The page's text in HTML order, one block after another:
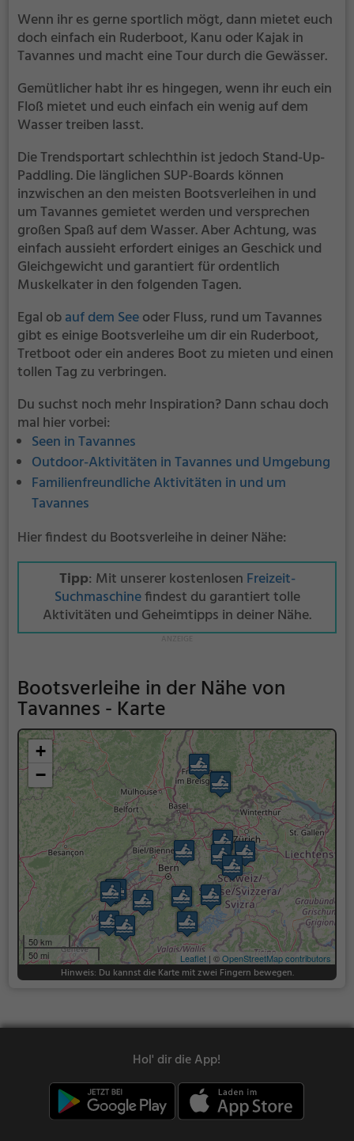
Wenn ihr es gerne sportlich mögt, dann mietet euch
doch einfach ein Ruderboot, Kanu oder Kajak in
Tavannes und macht eine Tour durch die Gewässer.
Gemütlicher habt ihr es hingegen, wenn ihr euch ein
Floß mietet und euch einfach ein wenig auf dem
Wasser treiben lasst.
Die Trendsportart schlechthin ist jedoch Stand-Up-
Paddling. Die länglichen SUP-Boards können
inzwischen an den meisten Bootsverleihen in und
um Tavannes gemietet werden und versprechen
großen Spaß auf dem Wasser. Aber Achtung, was
einfach aussieht erfordert einiges an Geschick und
Gleichgewicht und garantiert für ordentlich
Muskelkater in den folgenden Tagen.
Egal obauf dem Seeoder Fluss, rund um Tavannes
gibt es einige Bootsverleihe um dir ein Ruderboot,
Tretboot oder ein anderes Boot zu mieten und einen
tollen Tag zu verbringen.
Du suchst noch mehr Inspiration? Dann schau doch
mal hier vorbei:
Seen in Tavannes
Outdoor-Aktivitäten in Tavannes und Umgebung
Familienfreundliche Aktivitäten in und um
Tavannes
Hier findest du Bootsverleihe in deiner Nähe:
Tipp: Mit unserer kostenlosen Freizeit-
Suchmaschinefindest du garantiert tolle
Aktivitäten und Geheimtipps in deiner Nähe.
Bootsverleihe in der Nähe von
Tavannes - Karte
+
−
50 km
50 mi
Leaflet | ©OpenStreetMap contributors
Hinweis: Du kannst die Karte mit zwei Fingern bewegen.
Hol' dir die App!